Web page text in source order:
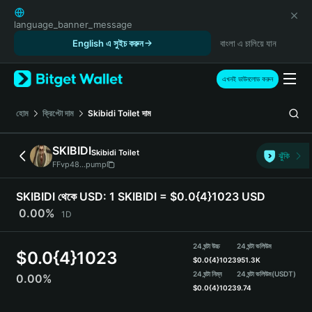
English
日本語
Русский
Español (Latinoamérica)
Türkçe
Italiano
Deutsch
简体中文
繁體中文
Português (Portugal)
Bahasa Indonesia
Español
language_banner_message
English এ সুইচ করুন
বাংলা এ চালিয়ে যান
এখনই ডাউনলোড করুন
হোম ক্রিপ্টো দাম Skibidi Toilet দাম
SKIBIDISkibidi Toilet
FFvp48...pump
ঝুঁকি
SKIBIDI থেকে USD: 1 SKIBIDI = $0.0{4}1023 USD
0.00%
1D
$0.0{4}1023
0.00%
24 ঘন্টা উচ্চ
$0.0{4}1023
24 ঘন্টা নিম্ন
$0.0{4}1023
24 ঘন্টা ভলিউম
951.3K
24 ঘন্টা ভলিউম(USDT)
9.74